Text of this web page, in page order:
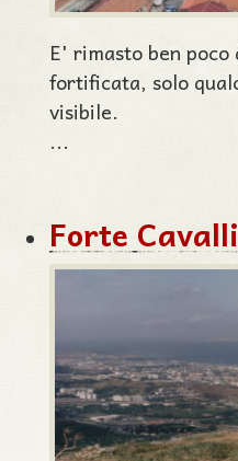
E' rimasto ben
fortificata, solo
visibile.
...
Forte Cavalli